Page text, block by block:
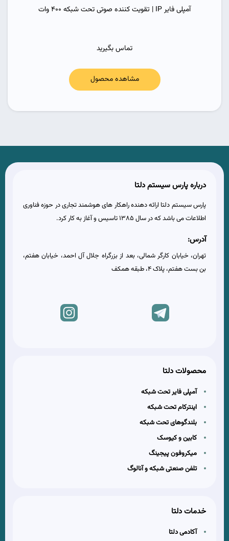
آمپلی فایر IP | تقویت کننده صوتی تحت شبکه 400 وات
تماس بگیرید
مشاهده محصول
درباره پارس سیستم دلتا
پارس سیستم دلتا ارائه دهنده راهکار های هوشمند تجاری در حوزه فناوری
اطلاعات می باشد که در سال 1385 تاسیس و آغاز به کار کرد.
آدرس:
تهران، خیابان کارگر شمالی، بعد از بزرگراه جلال آل احمد، خیابان هفتم،
بن بست هفتم، پلاک 4، طبقه همکف
محصولات دلتا
آمپلی فایر تحت شبکه
اینترکام تحت شبکه
بلندگوهای تحت شبکه
کابین و کیوسک
میکروفون پیجینگ
تلفن صنعتی شبکه و آنالوگ
خدمات دلتا
آکادمی دلتا